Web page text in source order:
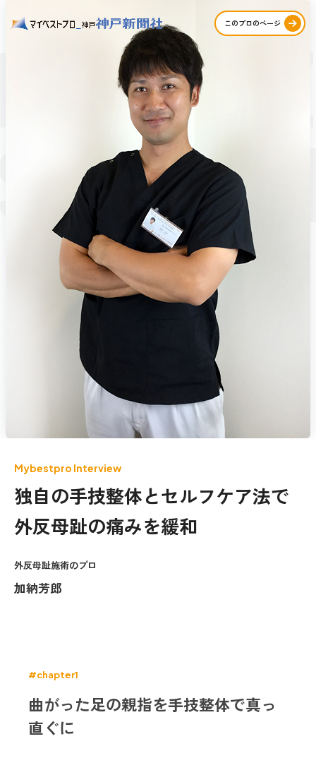
このプロのページ
Mybestpro Interview
独自の手技整体とセルフケア法で
外反母趾の痛みを緩和
外反母趾施術のプロ
加納芳郎
#chapter1
曲がった足の親指を手技整体で真っ
直ぐに